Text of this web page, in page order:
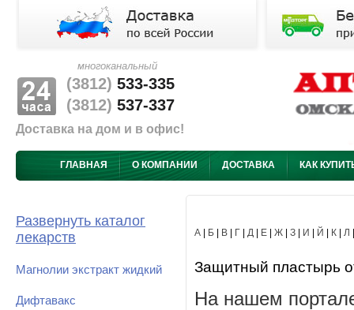
многоканальный
(3812) 533-335
(3812) 537-337
Доставка на дом и в офис!
ГЛАВНАЯ О КОМПАНИИ ДОСТАВКА КАК
Развернуть каталог
лекарств
Магнолии экстракт жидкий
Дифтавакс
А Б В Г Д Е Ж З И Й К Л
Защитный пластырь
На нашем